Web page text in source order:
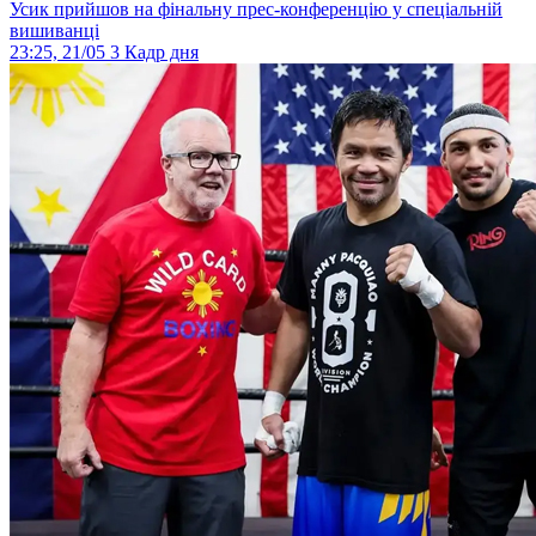
Усик прийшов на фінальну прес-конференцію у спеціальній
вишиванці
23:25, 21/05 3 Кадр дня